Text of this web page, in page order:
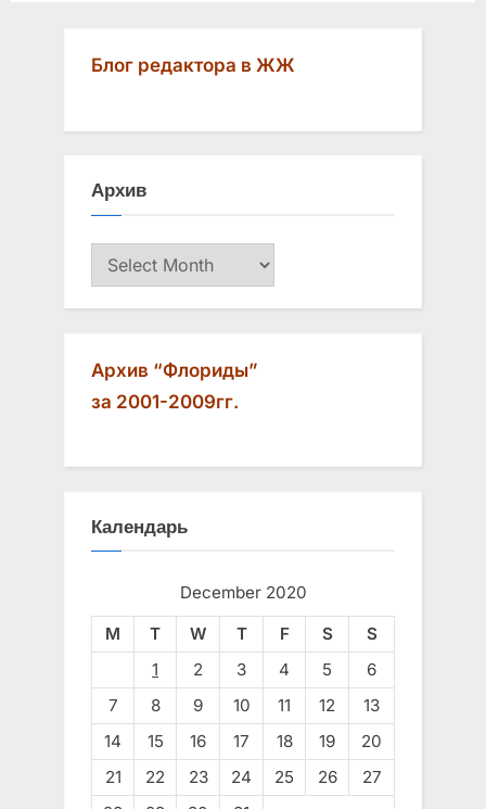
t
o
Блог редактора в ЖЖ
Архив
Архив
Архив “Флориды”
за 2001-2009гг.
Календарь
December 2020
M
T W T F S
S
1
2 3 4 5
6
7
8 9 10 11 12
13
14
15 16 17 18 19
20
21
22 23 24 25 26
27